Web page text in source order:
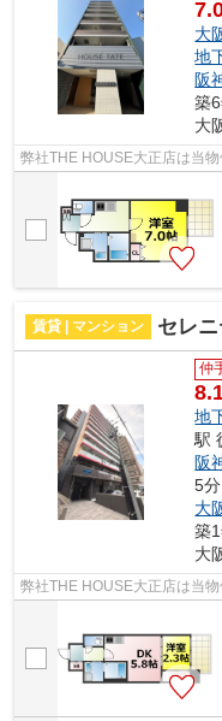
大
地
阪
築
大
弊社THE HOUSE大正店は当
賃貸 | マンション セレニ
仲
地
駅
阪
5分
大
築
大
弊社THE HOUSE大正店は当